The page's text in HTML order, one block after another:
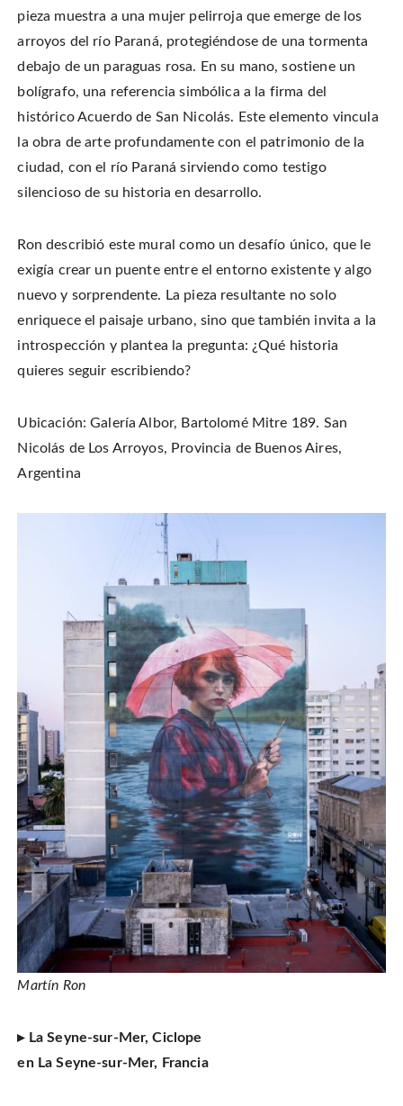
pieza muestra a una mujer pelirroja que emerge de los
arroyos del río Paraná, protegiéndose de una tormenta
debajo de un paraguas rosa. En su mano, sostiene un
bolígrafo, una referencia simbólica a la firma del
histórico Acuerdo de San Nicolás. Este elemento vincula
la obra de arte profundamente con el patrimonio de la
ciudad, con el río Paraná sirviendo como testigo
silencioso de su historia en desarrollo.
Ron describió este mural como un desafío único, que le
exigía crear un puente entre el entorno existente y algo
nuevo y sorprendente. La pieza resultante no solo
enriquece el paisaje urbano, sino que también invita a la
introspección y plantea la pregunta: ¿Qué historia
quieres seguir escribiendo?
Ubicación: Galería Albor, Bartolomé Mitre 189. San
Nicolás de Los Arroyos, Provincia de Buenos Aires,
Argentina
Martín Ron
▸ La Seyne-sur-Mer, Ciclope
en La Seyne-sur-Mer, Francia